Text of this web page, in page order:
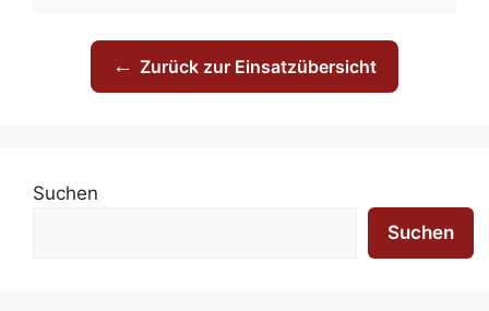
← Zurück zur Einsatzübersicht
Suchen
Suchen